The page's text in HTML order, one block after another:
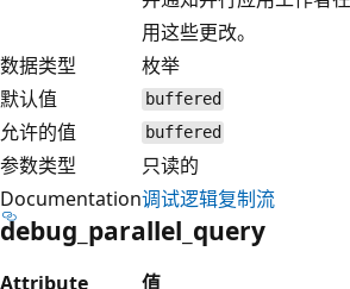
用这些更改。
数据类型
枚举
默认值
buffered
允许的值 buffered
参数类型
只读的
Documentation调试逻辑复制流
debug_parallel_query
Attribute 值